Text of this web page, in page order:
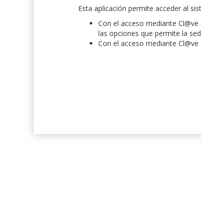
Esta aplicación permite acceder al
Con el acceso mediante
las opciones que permite la
Con el acceso mediante